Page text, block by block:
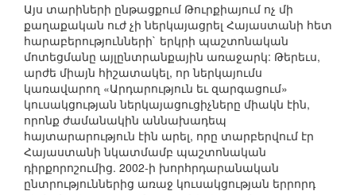
Այս տարիների ընթացքում Թուրքիայում ոչ մի
քաղաքական ուժ չի ներկայացրել Հայաստանի հետ
հարաբերությունների` երկրի պաշտոնական
մոտեցմանը այլընտրանքային առաջարկ: Թերեւս,
արժե միայն հիշատակել, որ ներկայումս
կառավարող «Արդարություն եւ զարգացում»
կուսակցության ներկայացուցիչները միակն էին,
որոնք ժամանակին աննախադեպ
հայտարարություն էին արել, որը տարբերվում էր
Հայաստանի նկատմամբ պաշտոնական
դիրքորոշումից. 2002-ի խորհրդարանական
ընտրություններից առաջ կուսակցության երրորդ